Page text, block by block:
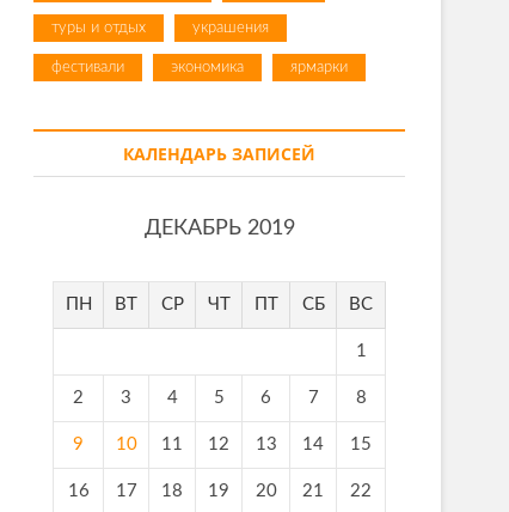
туры и отдых украшения
фестивали экономика ярмарки
КАЛЕНДАРЬ ЗАПИСЕЙ
ДЕКАБРЬ 2019
ПН ВТ СР ЧТ СБ ВС
1
2 3 4 5 6 7 8
9 10 11 12 13 14 15
16 17 18 19 20 21 22